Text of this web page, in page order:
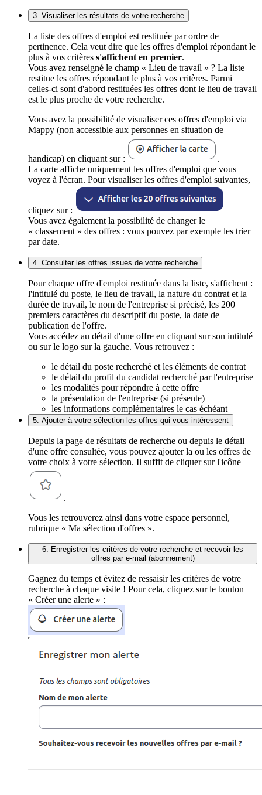
3. Visualiser les résultats de votre recherche
La liste des offres d'emploi est restituée par ordre de
pertinence. Cela veut dire que les offres d'emploi répondant le
plus à vos critères s'affichent en premier.
Vous avez renseigné le champ « Lieu de travail » ? La liste
restitue les offres répondant le plus à vos critères. Parmi
celles-ci sont d'abord restituées les offres dont le lieu de travail
est le plus proche de votre recherche.
Vous avez la possibilité de visualiser ces offres d'emploi via
Mappy (non accessible aux personnes en situation de
handicap) en cliquant sur :
.
La carte affiche uniquement les offres d'emploi que vous
voyez à l'écran. Pour visualiser les offres d'emploi suivantes,
cliquez sur :
Vous avez également la possibilité de changer le
« classement » des offres : vous pouvez par exemple les trier
par date.
4. Consulter les offres issues de votre recherche
Pour chaque offre d'emploi restituée dans la liste, s'affichent :
l'intitulé du poste, le lieu de travail, la nature du contrat et la
durée de travail, le nom de l'entreprise si précisé, les 200
premiers caractères du descriptif du poste, la date de
publication de l'offre.
Vous accédez au détail d'une offre en cliquant sur son intitulé
ou sur le logo sur la gauche. Vous retrouvez :
le détail du poste recherché et les éléments de contrat
le détail du profil du candidat recherché par l'entreprise
les modalités pour répondre à cette offre
la présentation de l'entreprise (si présente)
les informations complémentaires le cas échéant
5. Ajouter à votre sélection les offres qui vous intéressent
Depuis la page de résultats de recherche ou depuis le détail
d'une offre consultée, vous pouvez ajouter la ou les offres de
votre choix à votre sélection. Il suffit de cliquer sur l'icône
.
Vous les retrouverez ainsi dans votre espace personnel,
rubrique « Ma sélection d'offres ».
6. Enregistrer les critères de votre recherche et recevoir les
offres par e-mail (abonnement)
Gagnez du temps et évitez de ressaisir les critères de votre
recherche à chaque visite ! Pour cela, cliquez sur le bouton
« Créer une alerte » :